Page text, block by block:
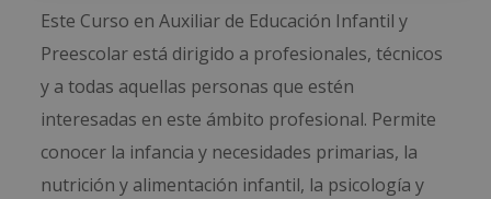
Este Curso en Auxiliar de Educación Infantil y
Preescolar está dirigido a profesionales, técnicos
y a todas aquellas personas que estén
interesadas en este ámbito profesional. Permite
conocer la infancia y necesidades primarias, la
nutrición y alimentación infantil, la psicología y